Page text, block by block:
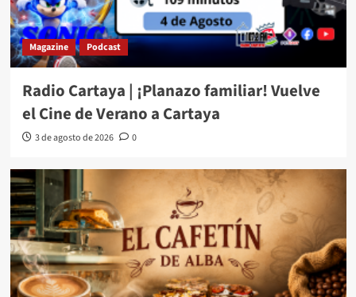
Magazine Podcast
Radio Cartaya | ¡Planazo familiar! Vuelve
el Cine de Verano a Cartaya
3 de agosto de 2026 0